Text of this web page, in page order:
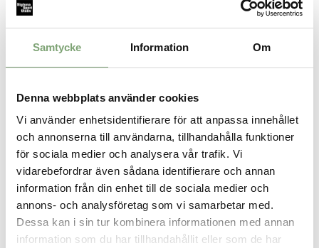
Samtycke Information Om
Denna webbplats använder cookies
Vi använder enhetsidentifierare för att anpassa innehållet
och annonserna till användarna, tillhandahålla funktioner
för sociala medier och analysera vår trafik. Vi
vidarebefordrar även sådana identifierare och annan
information från din enhet till de sociala medier och
annons- och analysföretag som vi samarbetar med.
Dessa kan i sin tur kombinera informationen med annan
information som du har tillhandahållit eller som de har
Finns i lager för omgående leverans
EVOLITE PRO FL 29 SLIM EDITION är en högklassig klubba med
utmärkt balans, tillverkad i 95% kolfiber. Klubban har ett PRO-
med en tunnare grepptjocklek. Det nya EVOLITE-bladet är ett
populära UNILITE-bladet. Bladet är tillverkat i FEATHER PP-plast.
Vikt: 200 g (96 cm)
Skaft: 95% kolfiber, 5% glasfiber
Grepprofil: Rund
Skaftdiameter: 23.8 mm
Grepp: PREMIUM